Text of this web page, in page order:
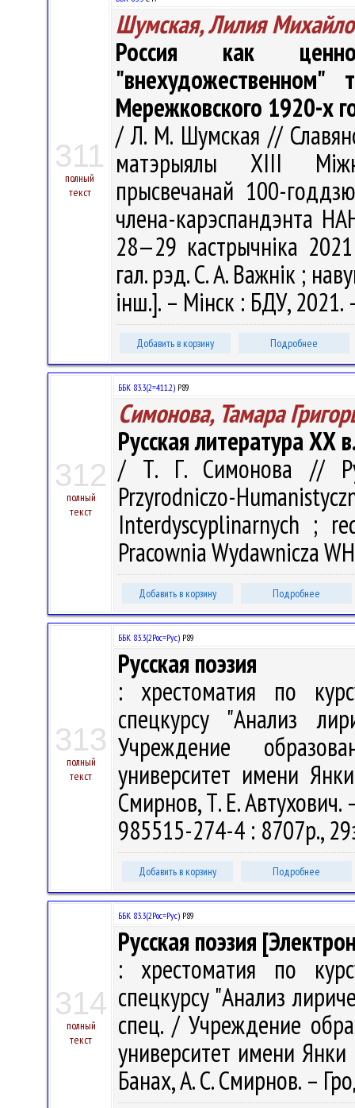
311
полный
текст
Шумская, Лилия
Россия как
Мережковского 1920-х
/ Л. М. Шумская //
матэрыялы XIII
прысвечанай 100-
члена-карэспандэнта
28—29 кастрычніка
гал. рэд. С. А. Важнік ;
інш.]. – Мінск : БДУ,
Добавить в корзину Подробнее
312
полный
текст
ББК 83.3(2=411.2) Р89
Симонова, Тамара
Русская литература ХХ
/ Т. Г. Симонова //
Przyrodniczo-
Interdyscyplinarnych ;
Pracownia Wydawnicza
Добавить в корзину Подробнее
313
полный
текст
ББК 83.3(2Рос=Рус) Р89
Русская поэзия
: хрестоматия по
спецкурсу "Анализ
Учреждение
университет имени
Смирнов, Т. Е.
985515-274-4 : 8707р.,
Добавить в корзину Подробнее
314
полный
текст
ББК 83.3(2Рос=Рус) Р89
Русская поэзия
: хрестоматия по
спецкурсу "Анализ
спец. / Учреждение
университет имени Янки
Банах, А. С. Смирнов. –